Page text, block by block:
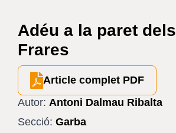
Adéu a la paret dels
Frares
Article complet PDF
Autor: Antoni Dalmau Ribalta
Secció: Garba